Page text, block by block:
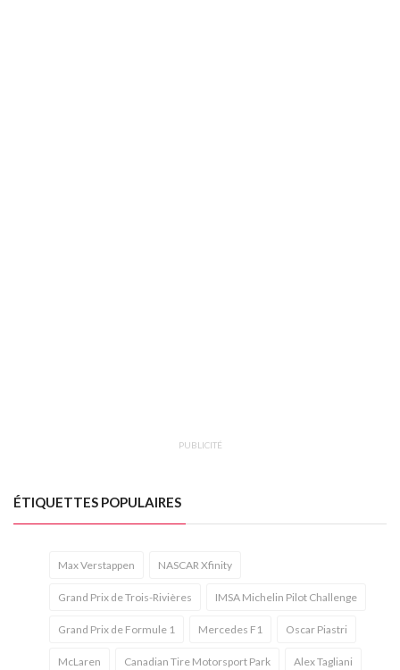
PUBLICITÉ
ÉTIQUETTES POPULAIRES
Max Verstappen NASCAR Xfinity
Grand Prix de Trois-Rivières IMSA Michelin Pilot Challenge
Grand Prix de Formule 1 Mercedes F1 Oscar Piastri
McLaren Canadian Tire Motorsport Park Alex Tagliani